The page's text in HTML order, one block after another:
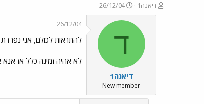
פ
ו
דיאנה1
פ
ו
ר
ם
א
ר
י
ך
26/12/04
ד
דיאנה1
New member
26/12/04
להתראות לכולם, אני
לא אהיה זמינה כלל אז אנא